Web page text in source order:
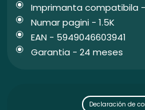
Imprimanta compatibila -
Numar pagini - 1.5K
EAN - 5949046603941
Garantia - 24 meses
Declaración de